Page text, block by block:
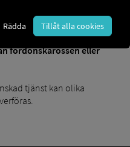
återstående
fordonskarossen eller
tjänst kan olika
Rädda Tillåt alla cookies